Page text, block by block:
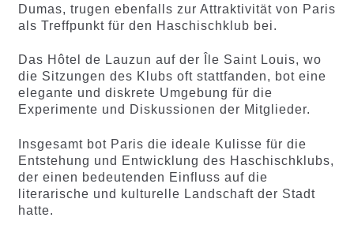
Dumas, trugen ebenfalls zur Attraktivität von Paris
als Treffpunkt für den Haschischklub bei.
Das Hôtel de Lauzun auf der Île Saint Louis, wo
die Sitzungen des Klubs oft stattfanden, bot eine
elegante und diskrete Umgebung für die
Experimente und Diskussionen der Mitglieder.
Insgesamt bot Paris die ideale Kulisse für die
Entstehung und Entwicklung des Haschischklubs,
der einen bedeutenden Einfluss auf die
literarische und kulturelle Landschaft der Stadt
hatte.